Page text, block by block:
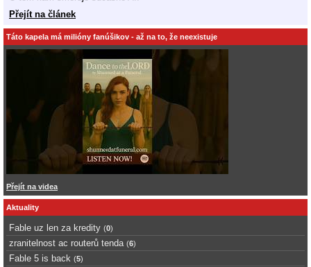
Přejít na článek
Táto kapela má milióny fanúšikov - až na to, že neexistuje
Přejít na videa
Aktuality
Fable uz len za kredity (0)
zranitelnost ac routerů tenda (6)
Fable 5 is back (5)